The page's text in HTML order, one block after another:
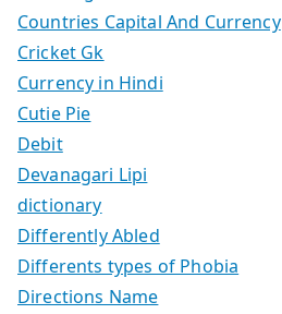
Countries Capital And Currency
Cricket Gk
Currency in Hindi
Cutie Pie
Debit
Devanagari Lipi
dictionary
Differently Abled
Differents types of Phobia
Directions Name